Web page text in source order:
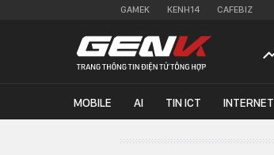
GAMEK KENH14 CAFEBIZ
MOBILE AI TIN ICT INTERNET